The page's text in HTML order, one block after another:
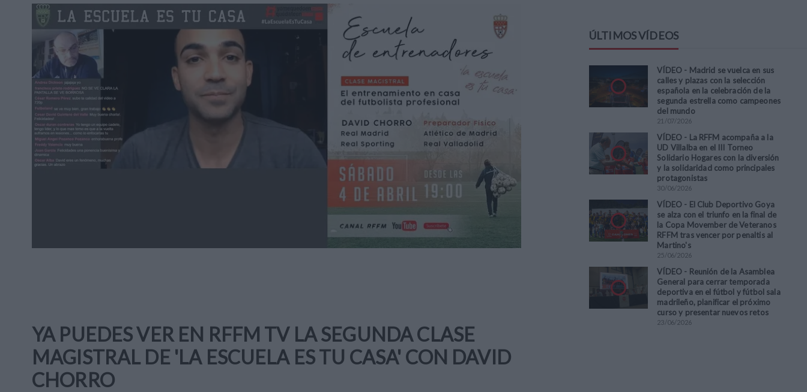
YA PUEDES VER EN RFFM TV LA SEGUNDA CLASE
MAGISTRAL DE 'LA ESCUELA ES TU CASA' CON DAVID
CHORRO
ÚLTIMOS VÍDEOS
VÍDEO - Madrid se vuelca en sus
calles y plazas con la selección
española en la celebración de la
segunda estrella como campeones
del mundo
21 /07/2026
VÍDEO - La RFFM acompaña a la
UD Villalba en el III Torneo
Solidario Hogares con la diversión
y la solidaridad como principales
protagonistas
30/06/2026
VÍDEO - El Club Deportivo Goya
se alza con el triunfo en la final de
la Copa Movember de Veteranos
RFFM tras vencer por penaltis al
Martino's
25/06/2026
VÍDEO - Reunión de la Asamblea
General para cerrar temporada
deportiva en el fútbol y fútbol sala
madrileño, planificar el próximo
curso y presentar nuevos retos
23/06/2026